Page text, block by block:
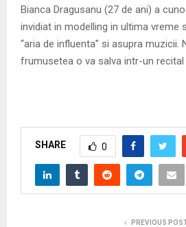
Bianca Dragusanu (27 de ani) a
invidiat in modelling in ultima vreme
“aria de influenta” si asupra muzicii.
frumusetea o va salva intr-un recital
SHARE 0
PREVIOUS